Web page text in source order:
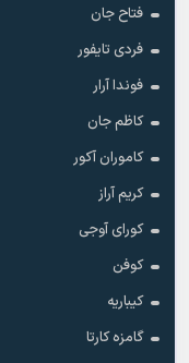
فتاح جان
فردی تایفور
فوندا آرار
کاظم جان
کاموران آکور
کریم آراز
کورای آوجی
کوفن
کیباریه
گامزه کارتا